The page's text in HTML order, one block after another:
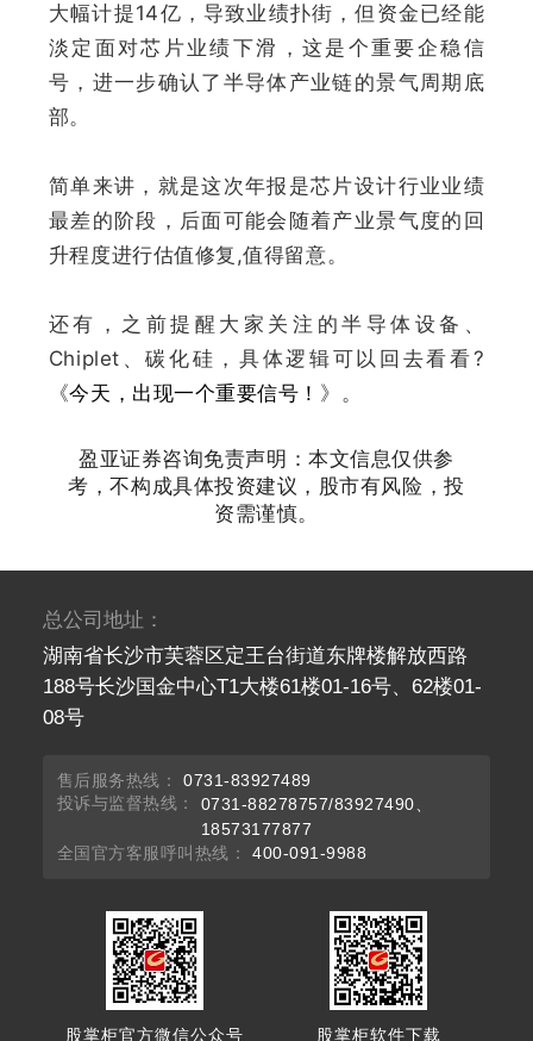
大幅计提14亿，导致业绩扑街，但资金已经能
淡定面对芯片业绩下滑，这是个重要企稳信
号，进一步确认了半导体产业链的景气周期底
部。
简单来讲，就是这次年报是芯片设计行业业绩
最差的阶段，后面可能会随着产业景气度的回
升程度进行估值修复,值得留意。
还有，之前提醒大家关注的半导体设备、
Chiplet、碳化硅，具体逻辑可以回去看看?
《今天，出现一个重要信号！ 》。
盈亚证券咨询免责声明：本文信息仅供参
考，不构成具体投资建议，股市有风险，投
资需谨慎。
总公司地址：
湖南省长沙市芙蓉区定王台街道东牌楼解放西路
188号长沙国金中心T1大楼61楼01-16号、62楼01-
08号
售后服务热线：
0731-83927489
投诉与监督热线：
0731-88278757/83927490、
18573177877
全国官方客服呼叫热线：
400-091-9988
股掌柜官方微信公众号 股掌柜软件下载